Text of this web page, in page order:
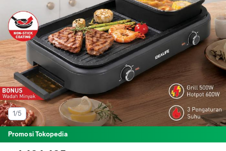
1/5
Promosi Tokopedia